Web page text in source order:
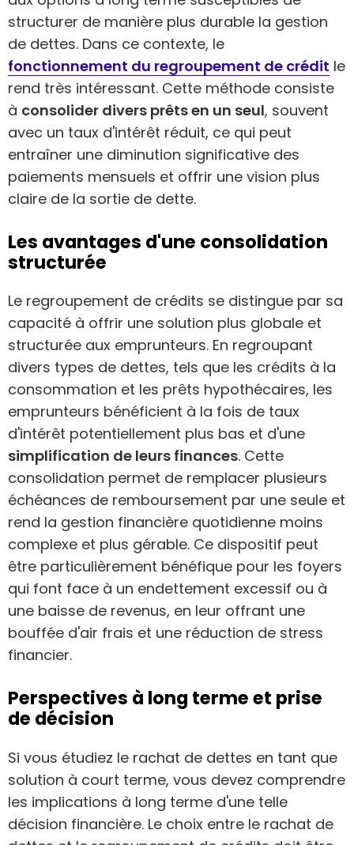
structurer de manière plus durable la gestion
de dettes. Dans ce contexte, le
fonctionnement du regroupement de crédit le
rend très intéressant. Cette méthode consiste
à consolider divers prêts en un seul, souvent
avec un taux d'intérêt réduit, ce qui peut
entraîner une diminution significative des
paiements mensuels et offrir une vision plus
claire de la sortie de dette.
Les avantages d'une consolidation
structurée
Le regroupement de crédits se distingue par sa
capacité à offrir une solution plus globale et
structurée aux emprunteurs. En regroupant
divers types de dettes, tels que les crédits à la
consommation et les prêts hypothécaires, les
emprunteurs bénéficient à la fois de taux
d'intérêt potentiellement plus bas et d'une
simplification de leurs finances. Cette
consolidation permet de remplacer plusieurs
échéances de remboursement par une seule et
rend la gestion financière quotidienne moins
complexe et plus gérable. Ce dispositif peut
être particulièrement bénéfique pour les foyers
qui font face à un endettement excessif ou à
une baisse de revenus, en leur offrant une
bouffée d'air frais et une réduction de stress
financier.
Perspectives à long terme et prise
de décision
Si vous étudiez le rachat de dettes en tant que
solution à court terme, vous devez comprendre
les implications à long terme d'une telle
décision financière. Le choix entre le rachat de